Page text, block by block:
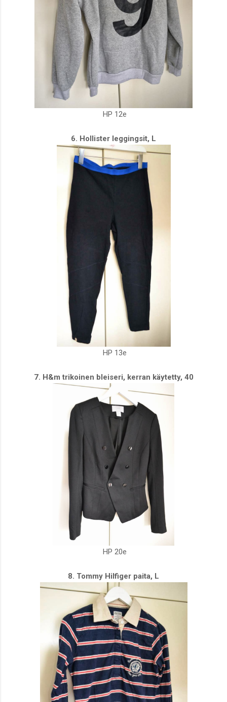
HP 12e
6. Hollister leggingsit, L
HP 13e
7. H&m trikoinen bleiseri, kerran käytetty, 40
HP 20e
8. Tommy Hilfiger paita, L